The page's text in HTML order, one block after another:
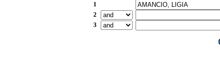
1
2
3